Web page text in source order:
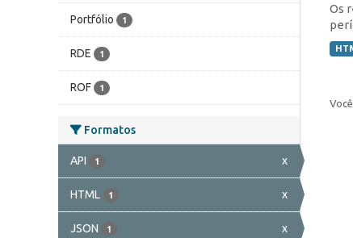
Portfólio 1
RDE 1
ROF 1
Formatos
API 1 x
HTML 1 x
JSON 1 x
Os